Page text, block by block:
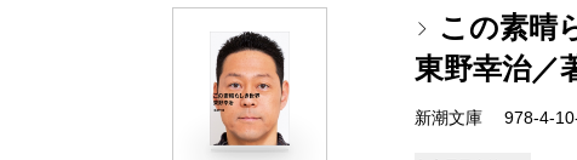
この素晴
東野幸治／
新潮文庫 978-4-